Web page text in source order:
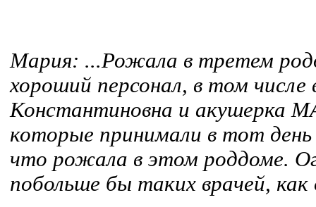
Мария: ...Рожала в третем
хороший персонал, в том
Константиновна и акушерка
которые принимали в тот
что рожала в этом роддоме.
побольше бы таких врачей, как